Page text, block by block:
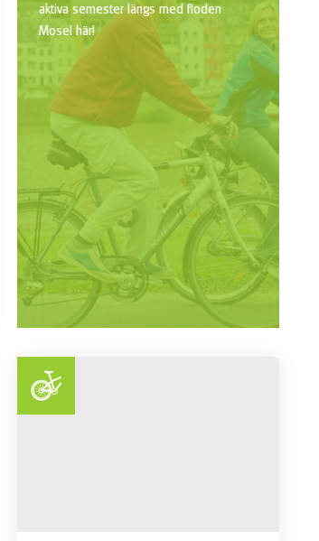
aktiva semester längs med floden
Mosel här!